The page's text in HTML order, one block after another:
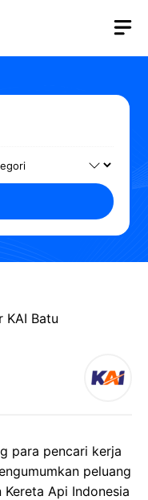
KAI Batu
para pencari kerja
peluang
Api Indonesia